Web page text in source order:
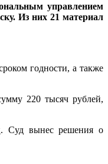
управлением
Из них 21 материал
годности, а также
220 тысяч рублей,
Суд вынес решения о